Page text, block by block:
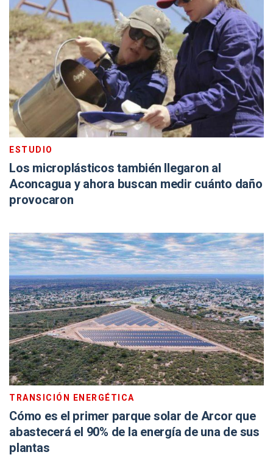
ESTUDIO
Los microplásticos también llegaron al
Aconcagua y ahora buscan medir cuánto daño
provocaron
TRANSICIÓN ENERGÉTICA
Cómo es el primer parque solar de Arcor que
abastecerá el 90% de la energía de una de sus
plantas